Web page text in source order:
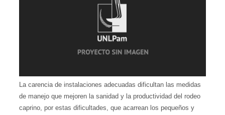
La carencia de instalaciones adecuadas dificultan las medidas
de manejo que mejoren la sanidad y la productividad del rodeo
caprino, por estas dificultades, que acarrean los pequeños y